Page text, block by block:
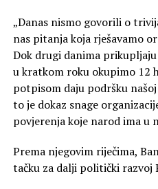
„Danas nismo govorili o
nas pitanja koja rješavamo
Dok drugi danima
u kratkom roku okupimo 12
potpisom daju podršku
to je dokaz snage
povjerenja koje narod ima u
Prema njegovim riječima,
tačku za dalji politički razvoj